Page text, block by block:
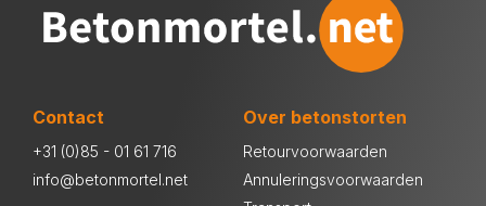
Contact
+31 (0)85 - 01 61 716
info@betonmortel.net
Over betonstorten
Retourvoorwaarden
Annuleringsvoorwaarden